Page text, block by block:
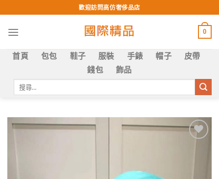
to
content
歡迎訪問高仿奢侈品店
0
首頁 包包 鞋子 服裝 手錶 帽子
皮帶
錢包
飾品